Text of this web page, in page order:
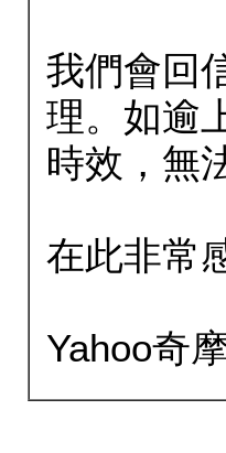
我們會回
理。如逾
時效，無
在此非常
Yahoo奇